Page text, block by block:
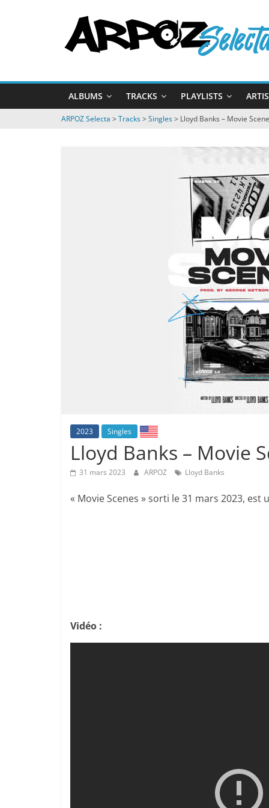
ARPOZ
Selecta
by
ARPOZ
&
ALBUMS TRACKS PLAYLISTS
ARPOZ Selecta > Tracks> Singles> Lloyd Banks – Movie
2023 Singles
Lloyd Banks – Movie
31 mars 2023 ARPOZ Lloyd Banks
« Movie Scenes » sorti le 31 mars 2023, est
Vidéo :